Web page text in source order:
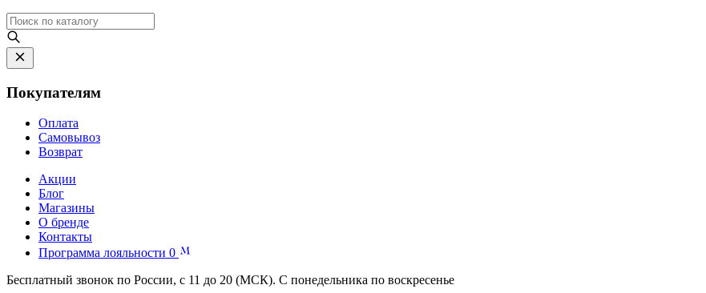
Покупателям
Оплата
Самовывоз
Возврат
Акции
Блог
Магазины
О бренде
Контакты
Программа лояльности 0
Бесплатный звонок по России, с 11 до 20 (МСК). С понедельника по воскресенье